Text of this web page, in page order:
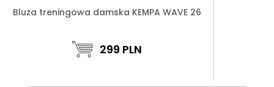
Bluza treningowa damska KEMPA WAVE 26
299 PLN